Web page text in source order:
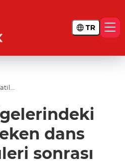
TR
dans
sonrası
dans
sonrası